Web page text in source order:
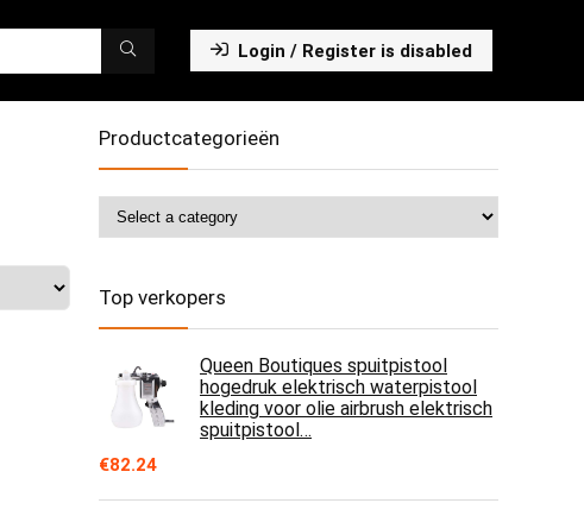
Login / Register is disabled
Productcategorieën
Top verkopers
Queen Boutiques spuitpistool
hogedruk elektrisch waterpistool
kleding voor olie airbrush elektrisch
spuitpistool…
€82.24